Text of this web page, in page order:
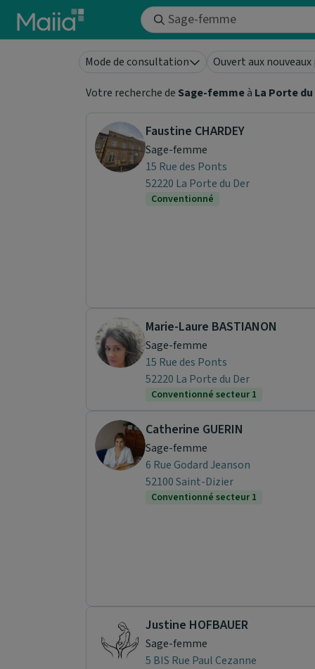
Aller au contenu principal
Mode de consultation Ouvert aux
Votre recherche de Sage-femmeà La Porte du
Faustine CHARDEY
Sage-femme
15 Rue des Ponts
52220 La Porte du Der
Conventionné
Marie-Laure BASTIANON
Sage-femme
15 Rue des Ponts
52220 La Porte du Der
Conventionné secteur 1
Catherine GUERIN
Sage-femme
6 Rue Godard Jeanson
52100 Saint-Dizier
Conventionné secteur 1
Justine HOFBAUER
Sage-femme
5 BIS Rue Paul Cezanne